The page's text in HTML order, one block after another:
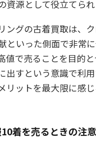
資源として役立てられ
ングの古着買取は、
といった側面で非常
値で売ることを目的
出すという意識で利
リットを最大限に感
着を売るときの注